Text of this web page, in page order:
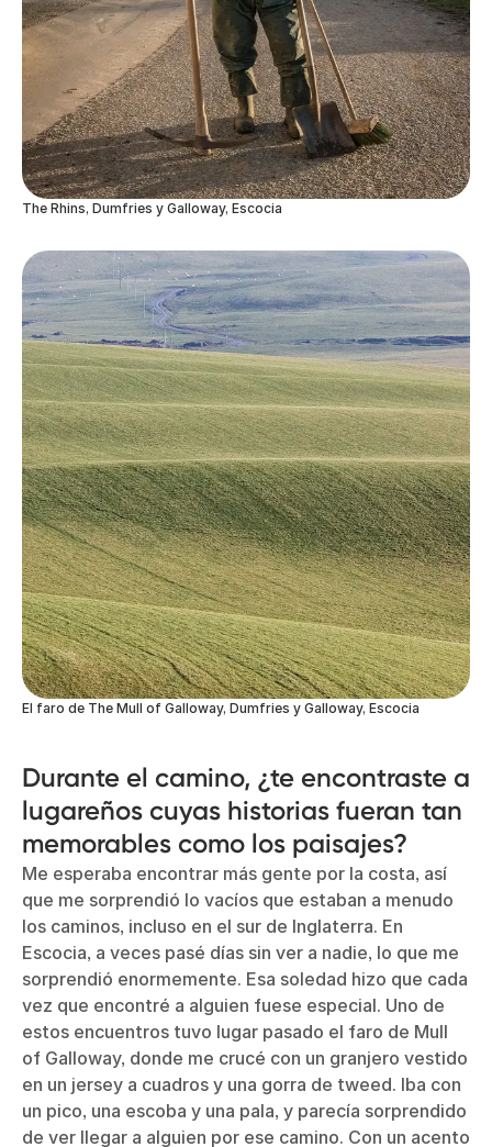
The Rhins, Dumfries y Galloway, Escocia
El faro de The Mull of Galloway, Dumfries y Galloway, Escocia
Durante el camino, ¿te encontraste a
lugareños cuyas historias fueran tan
memorables como los paisajes?
Me esperaba encontrar más gente por la costa, así
que me sorprendió lo vacíos que estaban a menudo
los caminos, incluso en el sur de Inglaterra. En
Escocia, a veces pasé días sin ver a nadie, lo que me
sorprendió enormemente. Esa soledad hizo que cada
vez que encontré a alguien fuese especial. Uno de
estos encuentros tuvo lugar pasado el faro de Mull
of Galloway, donde me crucé con un granjero vestido
en un jersey a cuadros y una gorra de tweed. Iba con
un pico, una escoba y una pala, y parecía sorprendido
de ver llegar a alguien por ese camino. Con un acento